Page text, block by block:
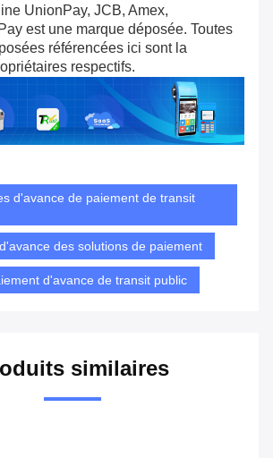
UnionPay, JCB, Amex,
est une marque déposée. Toutes
référencées ici sont la
respectifs.
d'avance de paiement de transit
des solutions de paiement
d'avance de transit public
similaires